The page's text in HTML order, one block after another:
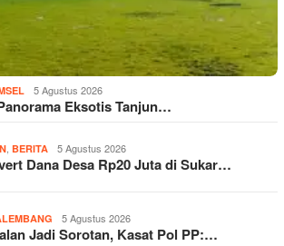
5 Agustus 2026
Eksotis Tanjun…
, BERITA 5 Agustus 2026
Dana Desa Rp20 Juta di Sukar…
5 Agustus 2026
Jadi Sorotan, Kasat Pol PP:…